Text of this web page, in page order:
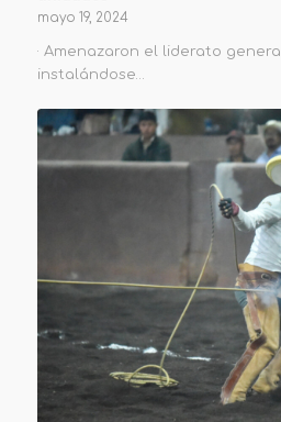
mayo 19, 2024
· Amenazaron el liderato
instalándose…